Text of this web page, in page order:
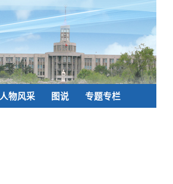
人物风采 图说 专题专栏